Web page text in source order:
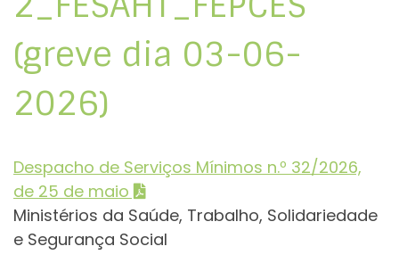
(greve dia 03-06-
2026)
Despacho de Serviços Mínimos n.º 32/2026,
de 25 de maio
Ministérios da Saúde, Trabalho, Solidariedade
e Segurança Social